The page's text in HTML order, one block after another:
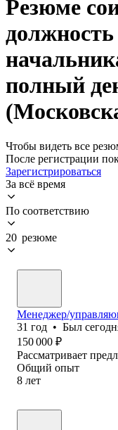
Резюме
должность
полный
Чтобы видеть все
После регистрации
Зарегистрироваться
За всё время
По соответствию
20 резюме
Менеджер/
31 год • Был
150 000 ₽
Рассматривает
Общий опыт
8 лет